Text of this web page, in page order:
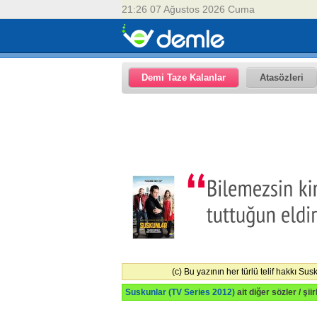
21:26 07 Ağustos 2026 Cuma
Demi Taze Kalanlar Atasözleri
(c) Bu yazının her türlü telif hakkı
Suskunlar (TV Series 2012) ait diğer sözler /